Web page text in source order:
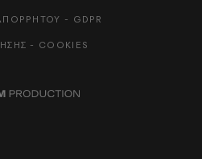
- GDPR
- COOKIES